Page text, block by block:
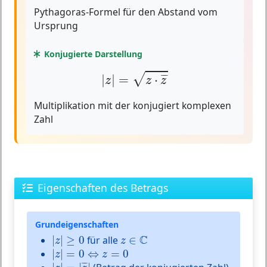
Pythagoras-Formel für den Abstand vom
Ursprung
Konjugierte Darstellung
|z| = √z ⋅ ¯¯
z
| ⋅z¯
Multiplikation mit der konjugiert komplexen
Zahl
Eigenschaften des Betrags
Grundeigenschaften
z ≥ 0
|z |≥ 0 für alle z ∈ C
z∈ C
z = 0 ⇔ z = 0
|z |= 0⇔ z=0
|z |z¯|